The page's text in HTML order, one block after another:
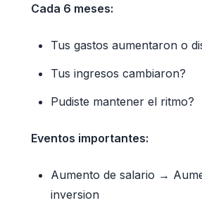
Cada 6 meses:
Tus gastos aumentaron o
Tus ingresos cambiaron?
Pudiste mantener el ritmo?
Eventos importantes:
Aumento de salario →
inversion